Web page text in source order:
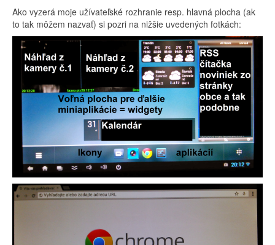
Ako vyzerá moje užívateľské rozhranie resp. hlavná plocha (ak
to tak môžem nazvať) si pozri na nižšie uvedených fotkách: